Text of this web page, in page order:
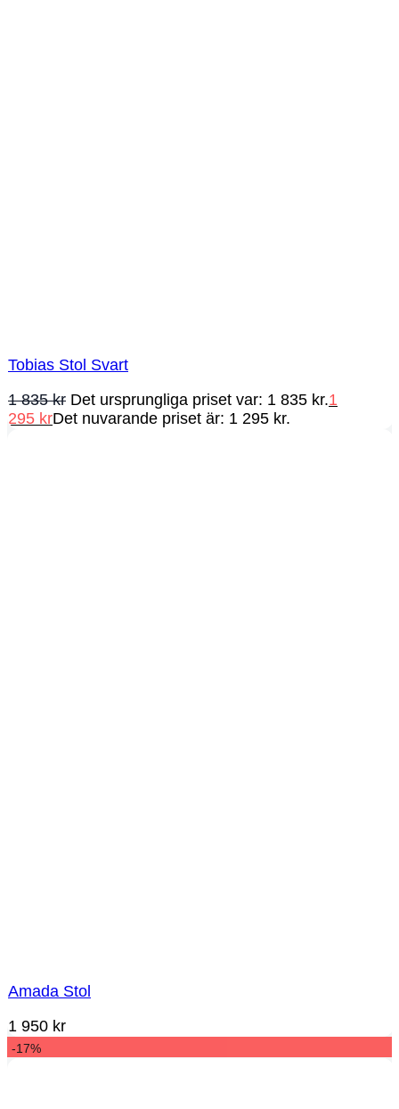
Tobias Stol Svart
1 835kr Det ursprungliga priset var: 1 835 kr.1
295 krDet nuvarande priset är: 1 295 kr.
Amada Stol
1 950 kr
-17%